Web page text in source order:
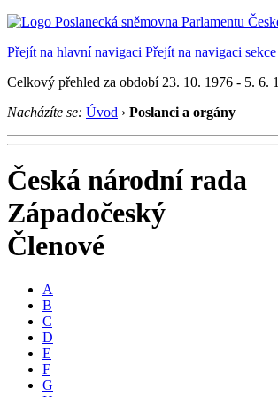
Přejít na hlavní navigaci Přejít na navigaci sekce
Celkový přehled za období 23. 10. 1976 - 5. 6.
Nacházíte se: Úvod › Poslanci a orgány
Česká národní rada
Západočeský
Členové
A
B
C
D
E
F
G